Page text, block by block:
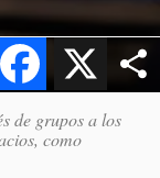
X
Facebook
de grupos a los
como